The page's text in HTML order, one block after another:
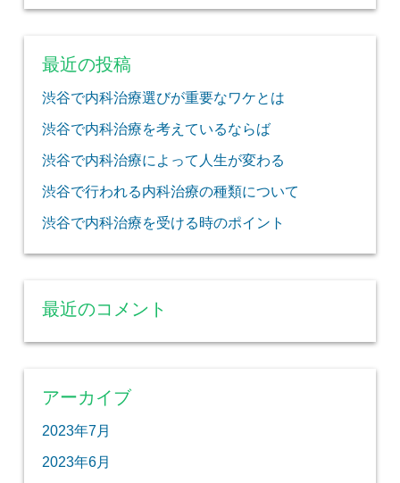
最近の投稿
渋谷で内科治療選びが重要なワケとは
渋谷で内科治療を考えているならば
渋谷で内科治療によって人生が変わる
渋谷で行われる内科治療の種類について
渋谷で内科治療を受ける時のポイント
最近のコメント
アーカイブ
2023年7月
2023年6月